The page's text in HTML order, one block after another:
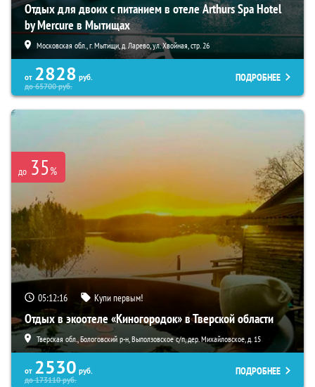
Отдых для двоих с питанием в отеле Arthurs Spa Hotel
by Mercure в Мытищах
Московская обл., г. Мытищи, д. Ларево, ул. Хвойная, стр. 26
от 2828 руб.
до65700руб.
ПОДРОБНЕЕ
до 35%
05:12:15 Купи первым!
Отдых в экоотеле «Киногородок» в Тверской области
Тверская обл., Бологовский р-н, Выползовское с/п, дер. Михайловское, д. 15
от 2530 руб.
до173110руб.
ПОДРОБНЕЕ